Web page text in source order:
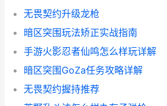
无畏契约升级龙枪
暗区突围玩法矫正实战指南
手游火影忍者仙鸣怎么样玩详解
暗区突围GoZa任务攻略详解
无畏契约握持推荐